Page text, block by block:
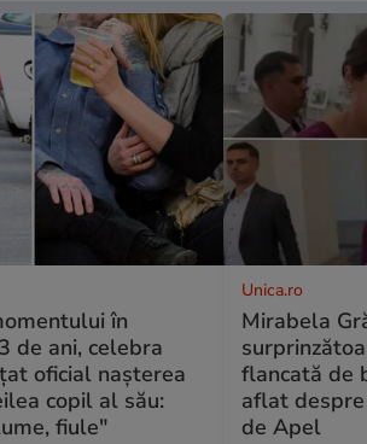
în
de ani, celebra
oficial nașterea
copil al său:
fiule"
Unica.ro
Mirabela
flancată de
aflat
de Apel